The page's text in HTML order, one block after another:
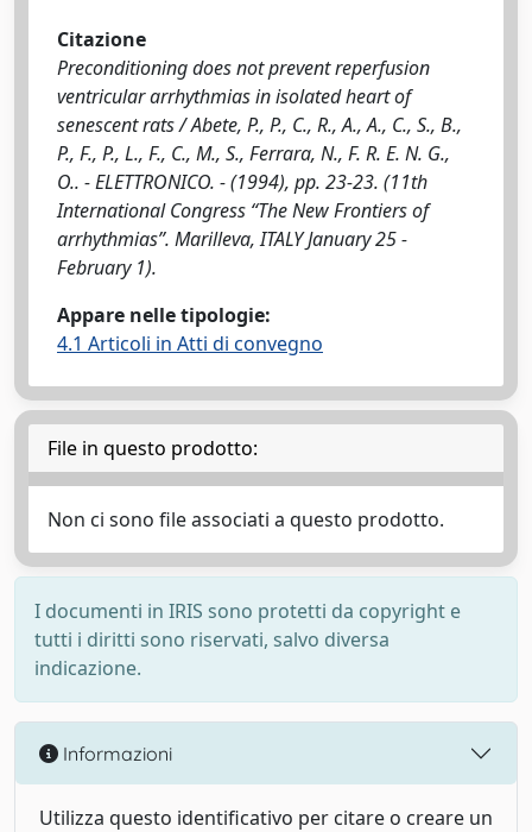
Citazione
Preconditioning does not prevent reperfusion
ventricular arrhythmias in isolated heart of
senescent rats / Abete, P., P., C., R., A., A., C., S., B.,
P., F., P., L., F., C., M., S., Ferrara, N., F. R. E. N. G.,
O.. - ELETTRONICO. - (1994), pp. 23-23. (11th
International Congress “The New Frontiers of
arrhythmias”. Marilleva, ITALY January 25 -
February 1).
Appare nelle tipologie:
4.1 Articoli in Atti di convegno
File in questo prodotto:
Non ci sono file associati a questo prodotto.
I documenti in IRIS sono protetti da copyright e
tutti i diritti sono riservati, salvo diversa
indicazione.
Informazioni
Utilizza questo identificativo per citare o creare un